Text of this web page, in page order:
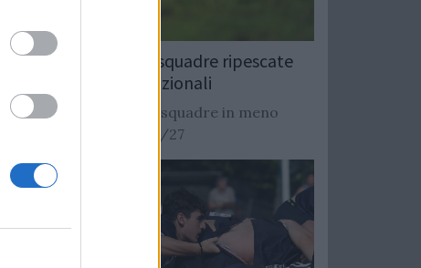
Rugby: Record di squadre ripescate
nei campionati nazionali
Si stimano oltre 20 squadre in meno
dalla stagione 2026/27